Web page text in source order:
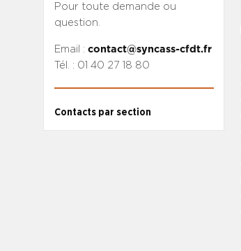
Pour toute demande ou
question.
Email : contact@syncass-cfdt.fr
Tél. : 01 40 27 18 80
Contacts par section